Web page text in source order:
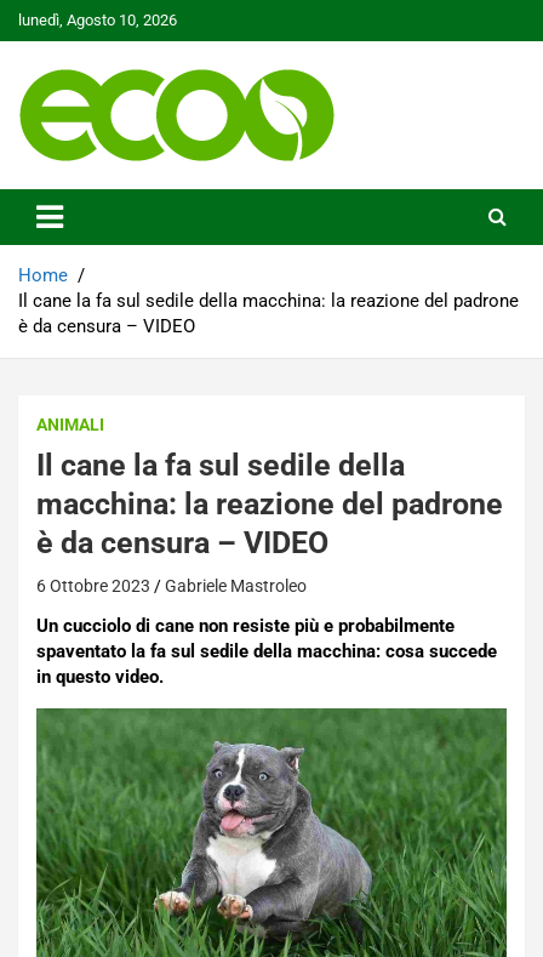
Skip
to
lunedì, Agosto 10, 2026
Ecoo.it
Home
Il cane la fa sul sedile della macchina: la reazione del padrone
è da censura – VIDEO
ANIMALI
Il cane la fa sul sedile della
macchina: la reazione del padrone
è da censura – VIDEO
6 Ottobre 2023 Gabriele Mastroleo
Un cucciolo di cane non resiste più e probabilmente
spaventato la fa sul sedile della macchina: cosa succede
in questo video.